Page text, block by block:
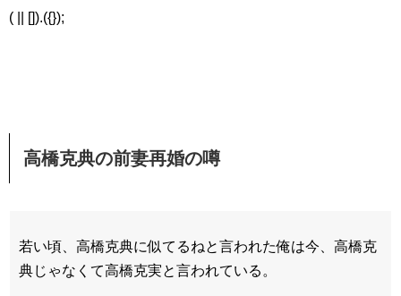
( || []).({});
高橋克典の前妻再婚の噂
若い頃、高橋克典に似てるねと言われた俺は今、高橋克
典じゃなくて高橋克実と言われている。